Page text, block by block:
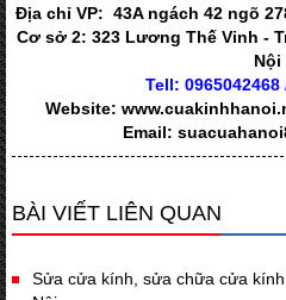
Địa chỉ VP: 43A ngách 42 ngõ
Cơ sở 2: 323 Lương Thế Vinh -
Nội
Tell: 0965042468
Website:
Email:
BÀI VIẾT LIÊN QUAN
Sửa cửa kính, sửa chữa cửa